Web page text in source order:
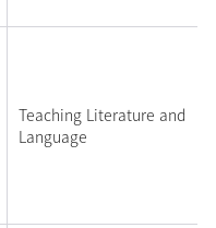
Teaching Literature and
Language